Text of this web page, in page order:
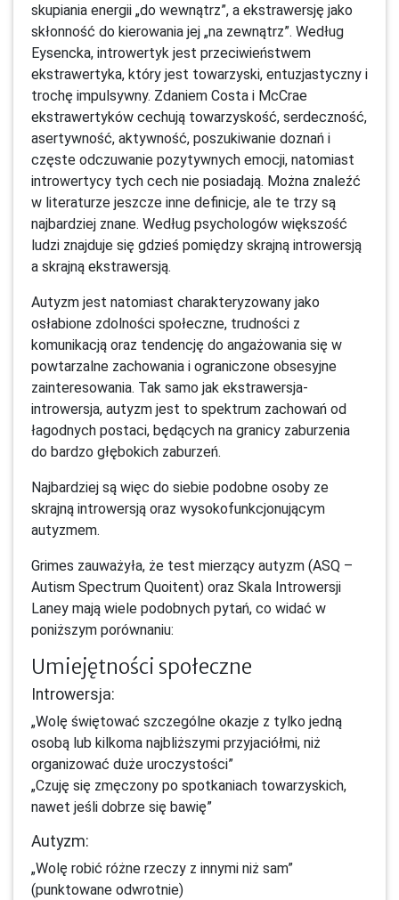
skupiania energii „do wewnątrz”, a ekstrawersję jako
skłonność do kierowania jej „na zewnątrz”. Według
Eysencka, introwertyk jest przeciwieństwem
ekstrawertyka, który jest towarzyski, entuzjastyczny i
trochę impulsywny. Zdaniem Costa i McCrae
ekstrawertyków cechują towarzyskość, serdeczność,
asertywność, aktywność, poszukiwanie doznań i
częste odczuwanie pozytywnych emocji, natomiast
introwertycy tych cech nie posiadają. Można znaleźć
w literaturze jeszcze inne definicje, ale te trzy są
najbardziej znane. Według psychologów większość
ludzi znajduje się gdzieś pomiędzy skrajną introwersją
a skrajną ekstrawersją.
Autyzm jest natomiast charakteryzowany jako
osłabione zdolności społeczne, trudności z
komunikacją oraz tendencję do angażowania się w
powtarzalne zachowania i ograniczone obsesyjne
zainteresowania. Tak samo jak ekstrawersja-
introwersja, autyzm jest to spektrum zachowań od
łagodnych postaci, będących na granicy zaburzenia
do bardzo głębokich zaburzeń.
Najbardziej są więc do siebie podobne osoby ze
skrajną introwersją oraz wysokofunkcjonującym
autyzmem.
Grimes zauważyła, że test mierzący autyzm (ASQ –
Autism Spectrum Quoitent) oraz Skala Introwersji
Laney mają wiele podobnych pytań, co widać w
poniższym porównaniu:
Umiejętności społeczne
Introwersja:
„Wolę świętować szczególne okazje z tylko jedną
osobą lub kilkoma najbliższymi przyjaciółmi, niż
organizować duże uroczystości”
„Czuję się zmęczony po spotkaniach towarzyskich,
nawet jeśli dobrze się bawię”
Autyzm:
„Wolę robić różne rzeczy z innymi niż sam”
(punktowane odwrotnie)